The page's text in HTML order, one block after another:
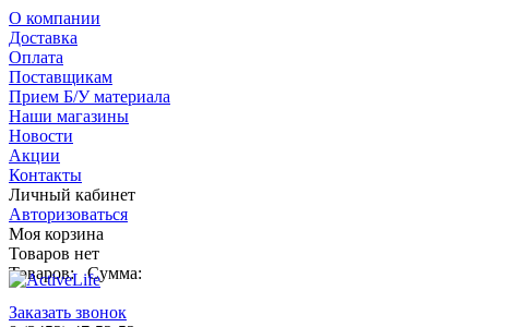
О компании
Доставка
Оплата
Поставщикам
Прием Б/У материала
Наши магазины
Новости
Акции
Контакты
Личный кабинет
Авторизоваться
Моя корзина
Товаров нет
Товаров: Сумма:
Заказать звонок